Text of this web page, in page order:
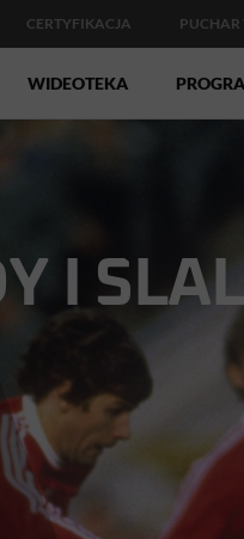
CERTYFIKACJA
WIDEOTEKA
I